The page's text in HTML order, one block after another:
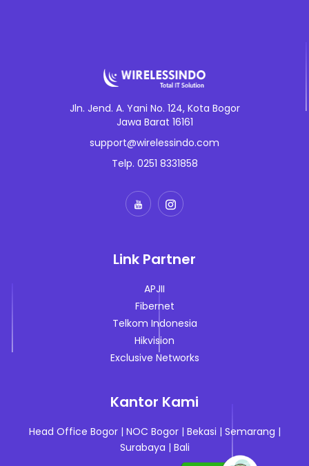
Jln. Jend. A. Yani No. 124, Kota Bogor
Jawa Barat 16161
support@wirelessindo.com
Telp. 0251 8331858
Link Partner
APJII
Fibernet
Telkom Indonesia
Hikvision
Exclusive Networks
Kantor Kami
Head Office Bogor| NOC Bogor| Bekasi | Semarang |
Surabaya | Bali